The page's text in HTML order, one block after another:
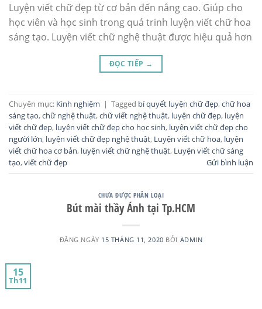
Luyện viết chữ đẹp từ cơ bản đến nâng cao. Giúp cho
học viên và học sinh trong quá trinh luyện viết chữ hoa
sáng tạo. Luyện viết chữ nghệ thuật được hiệu quả hơn
ĐỌC TIẾP →
Chuyên mục: Kinh nghiệm | Tagged bí quyết luyện chữ đẹp,chữ hoa
sáng tạo,chữ nghệ thuật,chữ viết nghệ thuật, luyện chữ đẹp, luyện
viết chữ đẹp, luyện viết chữ đẹp cho học sinh, luyện viết chữ đẹp cho
người lớn, luyện viết chữ đẹp nghệ thuật, Luyện viết chữ hoa, luyện
viết chữ hoa cơ bản, luyện viết chữ nghệ thuật, Luyện viết chữ sáng
tạo,viết chữ đẹp Gửi bình luận
CHƯA ĐƯỢC PHÂN LOẠI
Bút mài thầy Ánh tại Tp.HCM
ĐĂNG NGÀY 15 THÁNG 11, 2020 BỞI ADMIN
15
Th11